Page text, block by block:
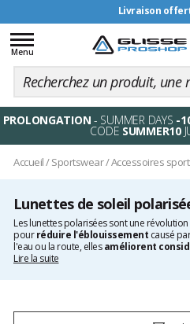
Livraison
Toggle
navigation
Menu
PROLONGATION - SUMMER DAYS -
CODE SUMMER10
Accueil/Sportswear/Accessoires
Lunettes de soleil
Les lunettes polarisées sont une
pourréduire l'éblouissement causé
l'eau ou la route, ellesaméliorent
visuel. Ces lunettes sont idéales pour les
Lire la suite